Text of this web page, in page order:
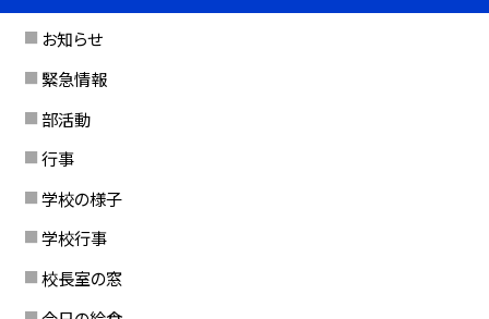
お知らせ
緊急情報
部活動
行事
学校の様子
学校行事
校長室の窓